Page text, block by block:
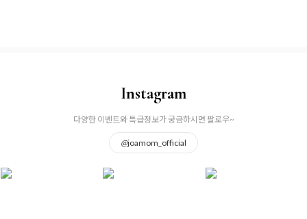
Instagram
다양한 이벤트와 특급정보가 궁금하시면 팔로우~
@joamom_official